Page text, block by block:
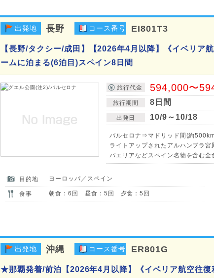
出発地 長野 コース番号 EI801T3
【長野/タクシー/成田】【2026年4月以降】《イベリア
ームに泊まる(6泊目)スペイン8日間
旅行代金 594,000〜
旅行期間 8日間
出発日 10/9～10/18
バルセロナ⇒マドリッド間(約
ライトアップされたアルハンブラ
パエリアなどスペイン名物を含む全
目的地 ヨーロッパ／スペイン
食事 朝食：6回 昼食：5回 夕食：5回
出発地 沖縄 コース番号 ER801G
★那覇発着/前泊【2026年4月以降】《イベリア航空往復